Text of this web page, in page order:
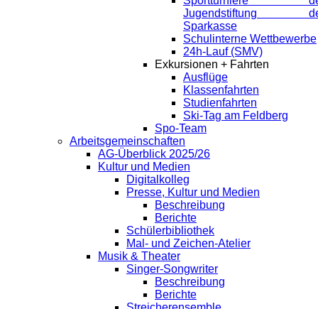
Jugendstiftung
Sparkasse
Schulinterne Wettbewerbe
24h-Lauf (SMV)
Exkursionen + Fahrten
Ausflüge
Klassenfahrten
Studienfahrten
Ski-Tag am Feldberg
Spo-Team
Arbeitsgemeinschaften
AG-Überblick 2025/26
Kultur und Medien
Digitalkolleg
Presse, Kultur und Medien
Beschreibung
Berichte
Schülerbibliothek
Mal- und Zeichen-Atelier
Musik & Theater
Singer-Songwriter
Beschreibung
Berichte